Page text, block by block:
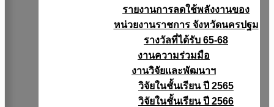
รายงานการลดใช้พลังงานของ
หน่วยงานราชการ จังหวัดนครปฐม
รางวัลที่ได้รับ 65-68
งานความร่วมมือ
งานวิจัยเเละพัฒนาฯ
วิจัยในชั้นเรียน ปี 2565
วิจัยในชั้นเรียน ปี 2566